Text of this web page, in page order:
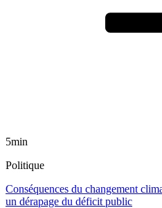
5min
Politique
Conséquences du changement
un dérapage du déficit public